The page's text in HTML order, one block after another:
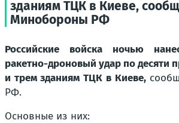
зданиям ТЦК в Киеве,
Минобороны РФ
Российские войска ночью
ракетно-дроновый удар по десяти
и трем зданиям ТЦК в Киеве,
РФ.
Основные из них: